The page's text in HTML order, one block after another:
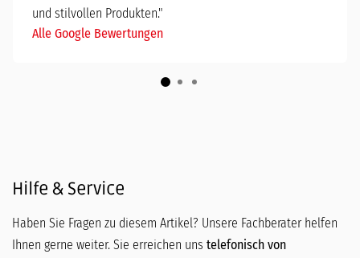
und stilvollen Produkten."
Alle Google Bewertungen
Hilfe & Service
Haben Sie Fragen zu diesem Artikel? Unsere Fachberater helfen
Ihnen gerne weiter. Sie erreichen uns telefonisch von